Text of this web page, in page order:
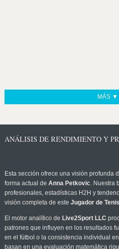
MÁS ▼
ANÁLISIS DE RENDIMIENTO Y
Esta sección ofrece una visión profunda
forma actual de Anna Petkovic. Nuestra
profesionales, estadísticas H2H y
visión completa de este Jugador de Tenis
El motor analítico de Live2Sport LLC
patrones que influyen en los resultados
en el fútbol o la consistencia individual
basan en una evaluación matemática